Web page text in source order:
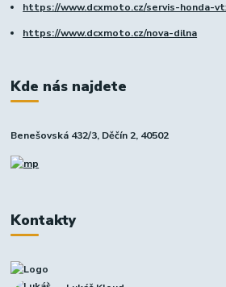
https://www.dcxmoto.cz/servis-honda-
https://www.dcxmoto.cz/nova-dilna
Kde nás najdete
Benešovská 432/3, Děčín 2, 40502
Kontakty